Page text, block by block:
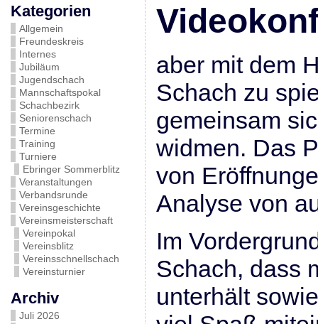
Kategorien
Allgemein
Freundeskreis
Internes
Jubiläum
Jugendschach
Mannschaftspokal
Schachbezirk
Seniorenschach
Termine
Training
Turniere
Ebringer Sommerblitz
Veranstaltungen
Verbandsrunde
Vereinsgeschichte
Vereinsmeisterschaft
Vereinpokal
Vereinsblitz
Vereinsschnellschach
Vereinsturnier
Archiv
Juli 2026
aber mit dem
Schach zu
gemeinsam
widmen. Das
von
Analyse von
Im
Schach, dass
unterhält